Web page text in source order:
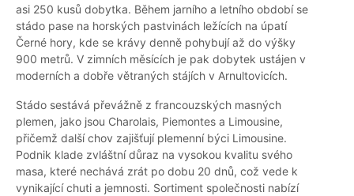
asi 250 kusů dobytka. Během jarního a letního období se
stádo pase na horských pastvinách ležících na úpatí
Černé hory, kde se krávy denně pohybují až do výšky
900 metrů. V zimních měsících je pak dobytek ustájen v
moderních a dobře větraných stájích v Arnultovicích.
Stádo sestává převážně z francouzských masných
plemen, jako jsou Charolais, Piemontes a Limousine,
přičemž další chov zajišťují plemenní býci Limousine.
Podnik klade zvláštní důraz na vysokou kvalitu svého
masa, které nechává zrát po dobu 20 dnů, což vede k
vynikající chuti a jemnosti. Sortiment společnosti nabízí